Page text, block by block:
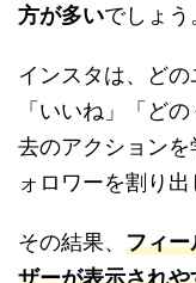
方が多いでしょう
インスタは、どの
「いいね」「ど
去のアクション
ォロワーを割り出
その結果、 フィー
ザーが表示されや